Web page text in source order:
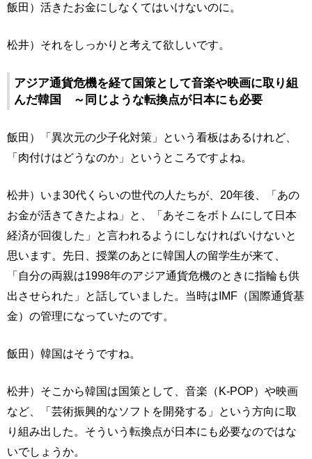
飯田）活きたお金にしなくてはいけないのに。
松井）それをしっかりと考えて欲しいです。
アジア通貨危機を経て国策として音楽や映画に取り組
んだ韓国 ～同じような転換点が日本にも必要
飯田）「異次元の少子化対策」という看板はあるけれど、
「肉付けはどうなのか」というところですよね。
松井）いま30代くらいの世代の人たちが、20年後、「あの
お金が活きてきたよね」と、「あそこをボトムにして日本
経済が回復した」と言われるようにしなければいけないと
思います。先日、授業のあとに韓国人の留学生が来て、
「自分の両親は1998年のアジア通貨危機のときに指輪も供
出させられた」と話していました。当時はIMF（国際通貨基
金）の管理になっていたのです。
飯田）韓国はそうですね。
松井）そこから韓国は国策として、音楽（K-POP）や映画
など、「芸術振興的なソフトを開発する」という方向に取
り組み出した。そういう転換点が日本にも必要なのではな
いでしょうか。